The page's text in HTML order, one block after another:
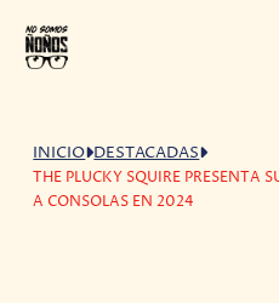
INICIO DESTACADAS
THE PLUCKY SQUIRE PRESENTA
A CONSOLAS EN 2024